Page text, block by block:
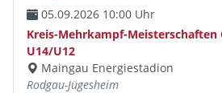
05.09.2026 10:00 Uhr
Kreis-Mehrkampf-Meisterschaften
U14/U12
Maingau Energiestadion
Rodgau-Jügesheim